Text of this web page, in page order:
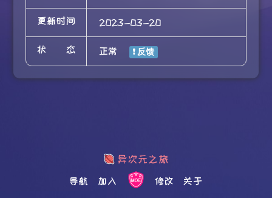
更新时间 2023-03-20
状态 正常
导航 加入 修改 关于